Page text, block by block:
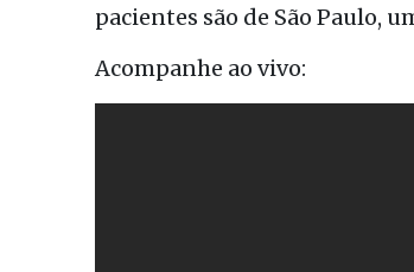
pacientes são de São Paulo,
Acompanhe ao vivo: